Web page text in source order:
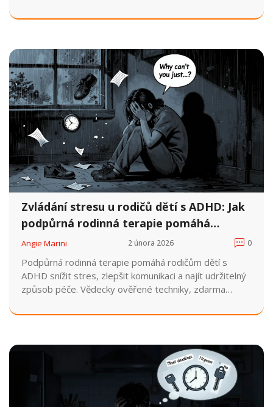
pokrok.
Zvládání stresu u rodičů dětí s ADHD: Jak
podpůrná rodinná terapie pomáhá
každodenně
Angie Marini 2 února 2026 0
Podpůrná rodinná terapie pomáhá rodičům dětí s
ADHD snížit stres, zlepšit komunikaci a najít udržitelný
způsob péče. Vědecky ověřené techniky, zdarma
rodinu.